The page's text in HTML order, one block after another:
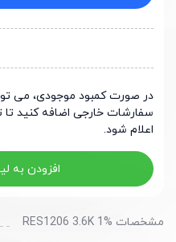
در صورت کمبود موجودی، می
سفارشات خارجی اضافه کنید
اعلام شود.
افزودن به
مشخصات RES1206 3.6K 1%